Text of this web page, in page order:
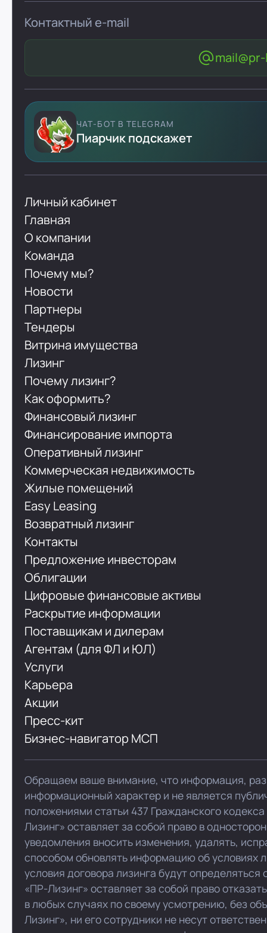
Контактный e-mail
ЧАТ-БОТ В TELEGRAM
Пиарчик подскажет
Личный кабинет
Главная
О компании
Команда
Почему мы?
Новости
Партнеры
Тендеры
Витрина имущества
Лизинг
Почему лизинг?
Как оформить?
Финансовый лизинг
Финансирование импорта
Оперативный лизинг
Коммерческая недвижимость
Жилые помещений
Easy Leasing
Возвратный лизинг
Контакты
Предложение инвесторам
Облигации
Цифровые финансовые активы
Раскрытие информации
Поставщикам и дилерам
Агентам (для ФЛ и ЮЛ)
Услуги
Карьера
Акции
Пресс-кит
Бизнес-навигатор МСП
Обращаем ваше внимание, что информация,
информационный характер и не является
положениями статьи 437 Гражданского
Лизинг» оставляет за собой право в
уведомления вносить изменения, удалять,
способом обновлять информацию об условиях
условия договора лизинга будут
«ПР-Лизинг» оставляет за собой право
в любых случаях по своему усмотрению, без
Лизинг», ни его сотрудники не несут